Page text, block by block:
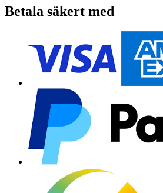
Betala säkert med